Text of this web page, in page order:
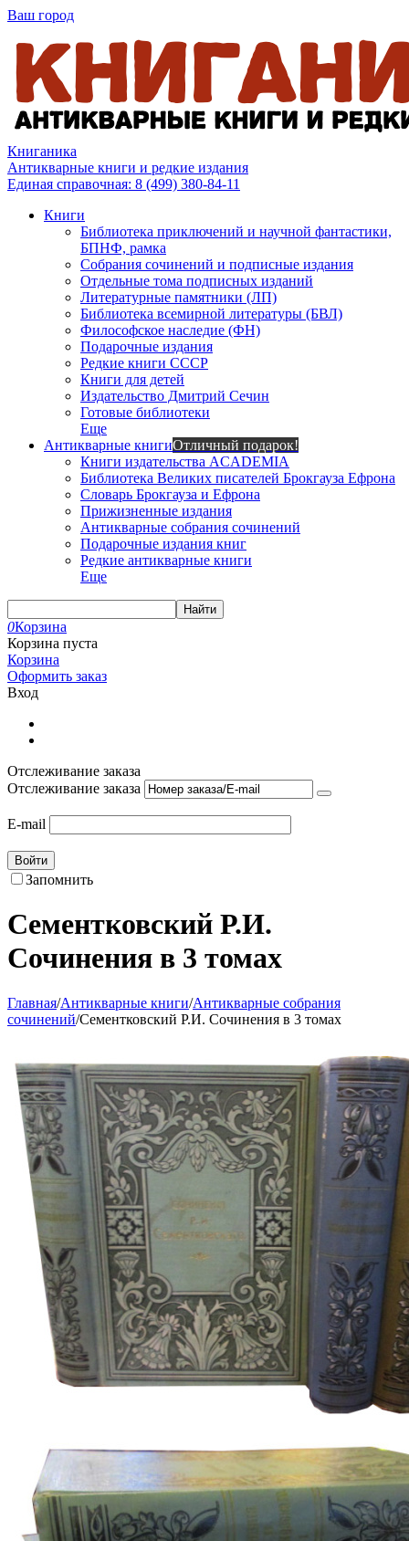
Ваш город
Книганика
Антикварные книги и редкие издания
Единая справочная: 8 (499) 380-84-11
Книги
Библиотека приключений и научной фантастики,
БПНФ, рамка
Собрания сочинений и подписные издания
Отдельные тома подписных изданий
Литературные памятники (ЛП)
Библиотека всемирной литературы (БВЛ)
Философское наследие (ФН)
Подарочные издания
Редкие книги СССР
Книги для детей
Издательство Дмитрий Сечин
Готовые библиотеки
Еще
Антикварные книгиОтличный подарок!
Книги издательства ACADEMIA
Библиотека Великих писателей Брокгауза Ефрона
Словарь Брокгауза и Ефрона
Прижизненные издания
Антикварные собрания сочинений
Подарочные издания книг
Редкие антикварные книги
Еще
Найти
0Корзина
Корзина пуста
Корзина
Оформить заказ
Вход
Отслеживание заказа
Отслеживание заказа
E-mail
Войти
Запомнить
Сементковский Р.И.
Сочинения в 3 томах
Главная/Антикварные книги/Антикварные собрания
сочинений/Сементковский Р.И. Сочинения в 3 томах